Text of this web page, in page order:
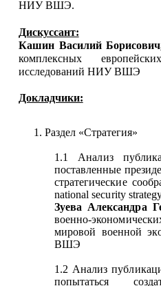
НИУ ВШЭ.
Дискуссант:
Кашин Василий
комплексных
исследований НИУ ВШЭ
Докладчики:
1. Раздел «Стратегия»
1.1 Анализ
поставленные
стратегические
national security
Зуева Александра
военно-
мировой военной
ВШЭ
1.2 Анализ
попытаться